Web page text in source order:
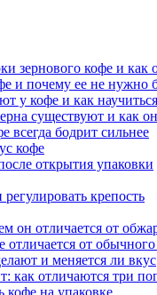
зернового кофе и как
и почему ее не нужно
у кофе и как
существуют и как
всегда бодрит сильнее
кофе
открытия упаковки
крепость
он отличается от
от
и меняется ли вкус
как отличаются три
кофе на упаковке